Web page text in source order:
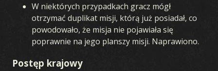
W niektórych przypadkach gracz mógł
otrzymać duplikat misji, którą już posiadał, co
powodowało, że misja nie pojawiała się
poprawnie na jego planszy misji. Naprawiono.
Postęp krajowy